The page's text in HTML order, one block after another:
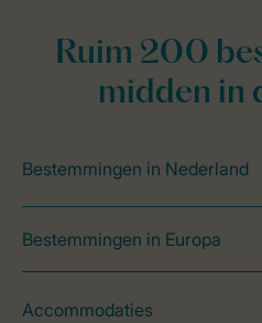
Ruim 200
midden in
Bestemmingen in Nederland
Bestemmingen in Europa
Accommodaties